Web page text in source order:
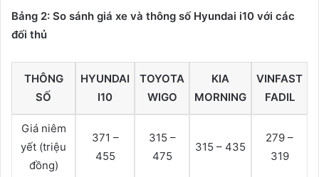
Bảng 2: So sánh giá xe và thông số Hyundai i10 với các
đối thủ
THÔNG
SỐ
HYUNDAI
I10
TOYOTA
WIGO
KIA
MORNING
VINFAST
FADIL
Giá niêm
yết (triệu
đồng)
371 –
455
315 –
475
315 – 435
279 –
319